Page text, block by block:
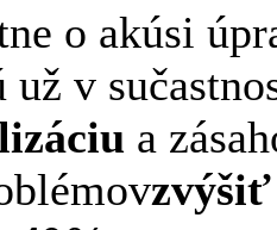
o akúsi
v
a
zvýšiť